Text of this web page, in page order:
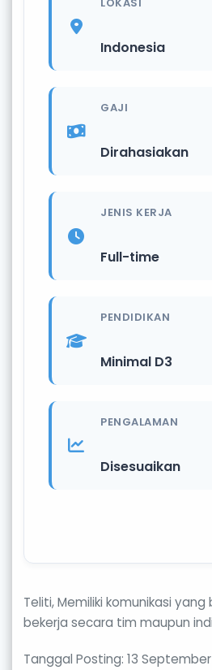
Indonesia
GAJI
Dirahasiakan
JENIS KERJA
Full-time
PENDIDIKAN
Minimal D3
PENGALAMAN
Disesuaikan
Teliti, Memiliki komunikasi
bekerja secara tim maupun
Tanggal Posting: 13